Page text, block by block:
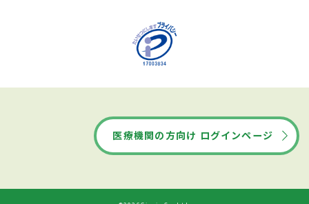
医療機関の方向け ログインページ